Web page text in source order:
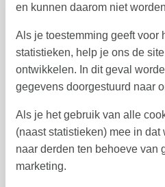
ma di wo
31
3 4 5
33 10 11 12
34 17 18 19
en kunnen daarom niet
Als je toestemming geeft voor
statistieken, help je ons de
ontwikkelen. In dit geval
gegevens doorgestuurd naar
Als je het gebruik van alle
(naast statistieken) mee in
naar derden ten behoeve van
marketing.